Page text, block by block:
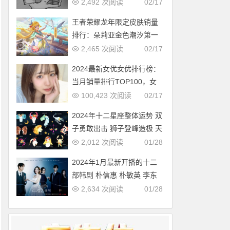
02/17
2,492 次阅读
王者荣耀龙年限定皮肤销量
排行：朵莉亚金色潮汐第一
02/17
2,465 次阅读
2024最新女优女优排行榜：
当月销量排行TOP100，女
优新人多多（2024年1月，
02/17
100,423 次阅读
2024年十二星座整体运势 双
子勇敢出击 狮子登峰造极 天
蝎适者生存 摩羯脱胎换骨01/28
2,012 次阅读
2024年1月最新开播的十二
部韩剧 朴信惠 朴敏英 李东
旭新剧必追
01/28
2,634 次阅读